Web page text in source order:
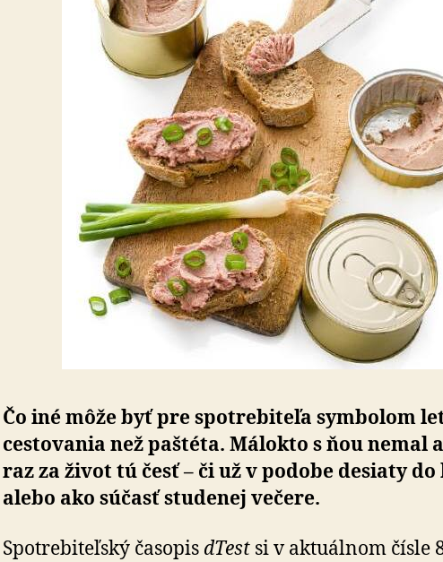
Čo iné môže byť pre spotrebiteľa sym­bo­lom
cesto­vania než paštéta. Málo­kto s ňou nemal
raz za život tú česť – či už v po­dobe desiaty
alebo ako súčasť studenej večere.
Spotrebiteľský časopis dTest si v aktu­ál­nom čísle